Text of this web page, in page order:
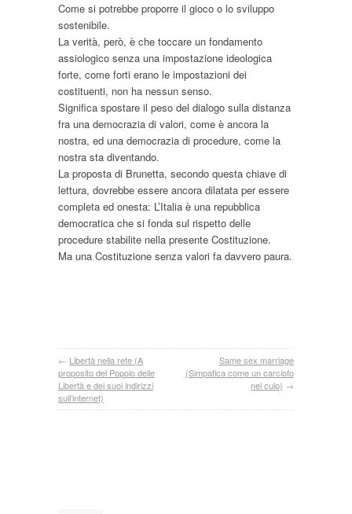
Come si potrebbe proporre il gioco o lo sviluppo
sostenibile.
La verità, però, è che toccare un fondamento
assiologico senza una impostazione ideologica
forte, come forti erano le impostazioni dei
costituenti, non ha nessun senso.
Significa spostare il peso del dialogo sulla distanza
fra una democrazia di valori, come è ancora la
nostra, ed una democrazia di procedure, come la
nostra sta diventando.
La proposta di Brunetta, secondo questa chiave di
lettura, dovrebbe essere ancora dilatata per essere
completa ed onesta: L’Italia è una repubblica
democratica che si fonda sul rispetto delle
procedure stabilite nella presente Costituzione.
Ma una Costituzione senza valori fa davvero paura.
← Libertà nella rete (A
proposito del Popolo delle
Libertà e dei suoi indirizzi
sull’internet)
Same sex marriage
(Simpatica come un carciofo
nel culo) →